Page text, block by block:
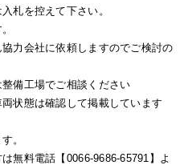
札を控えて下さい。
力会社に依頼しますのでご検討の
備工場でご相談ください
状態は確認して掲載しています
。
無料電話【0066-9686-65791】よ